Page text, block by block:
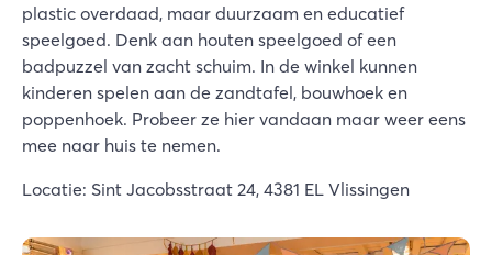
plastic overdaad, maar duurzaam en educatief
speelgoed. Denk aan houten speelgoed of een
badpuzzel van zacht schuim. In de winkel kunnen
kinderen spelen aan de zandtafel, bouwhoek en
poppenhoek. Probeer ze hier vandaan maar weer eens
mee naar huis te nemen.
Locatie: Sint Jacobsstraat 24, 4381 EL Vlissingen